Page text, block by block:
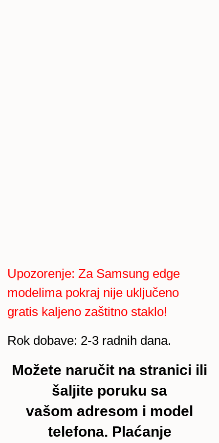
Upozorenje: Za Samsung edge
modelima pokraj nije uključeno
gratis kaljeno zaštitno staklo!
Rok dobave: 2-3 radnih dana.
Možete naručit na stranici ili
šaljite poruku sa
vašom adresom i model
telefona. Plaćanje